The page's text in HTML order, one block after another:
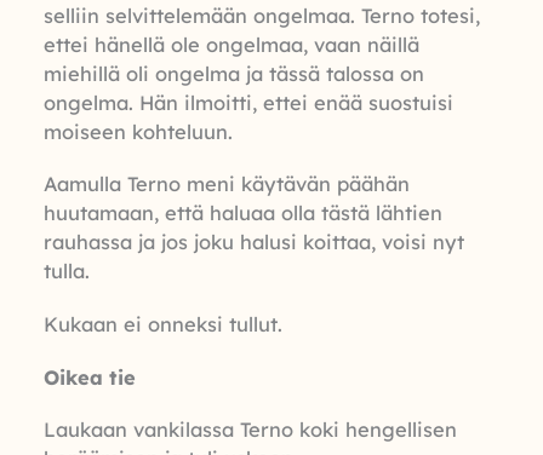
selliin selvittelemään ongelmaa. Terno totesi,
ettei hänellä ole ongelmaa, vaan näillä
miehillä oli ongelma ja tässä talossa on
ongelma. Hän ilmoitti, ettei enää suostuisi
moiseen kohteluun.
Aamulla Terno meni käytävän päähän
huutamaan, että haluaa olla tästä lähtien
rauhassa ja jos joku halusi koittaa, voisi nyt
tulla.
Kukaan ei onneksi tullut.
Oikea tie
Laukaan vankilassa Terno koki hengellisen